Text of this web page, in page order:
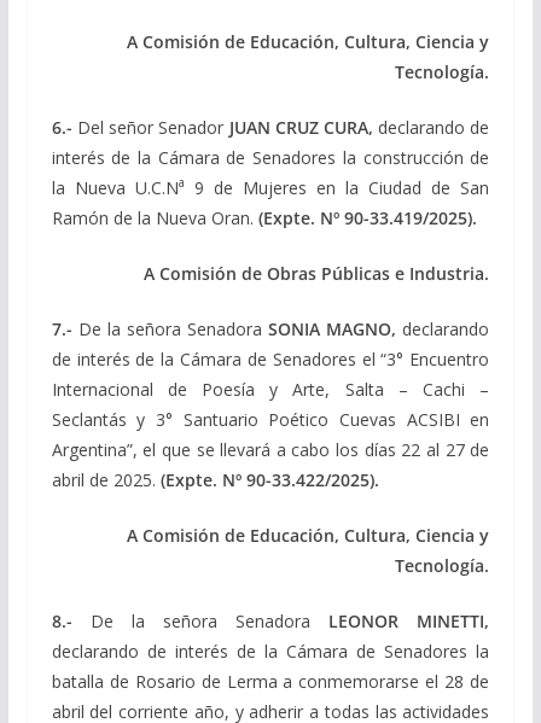
A Comisión de Educación, Cultura, Ciencia y
Tecnología.
6.- Del señor Senador JUAN CRUZ CURA, declarando de
interés de la Cámara de Senadores la construcción de
la Nueva U.C.Na
9 de Mujeres en la Ciudad de San
Ramón de la Nueva Oran. (Expte. Nº 90-33.419/2025).
A Comisión de Obras Públicas e Industria.
7.- De la señora Senadora SONIA MAGNO, declarando
de interés de la Cámara de Senadores el “3° Encuentro
Internacional de Poesía y Arte, Salta – Cachi –
Seclantás y 3° Santuario Poético Cuevas ACSIBI en
Argentina”, el que se llevará a cabo los días 22 al 27 de
abril de 2025. (Expte. Nº 90-33.422/2025).
A Comisión de Educación, Cultura, Ciencia y
Tecnología.
8.- De la señora Senadora LEONOR MINETTI,
declarando de interés de la Cámara de Senadores la
batalla de Rosario de Lerma a conmemorarse el 28 de
abril del corriente año, y adherir a todas las actividades